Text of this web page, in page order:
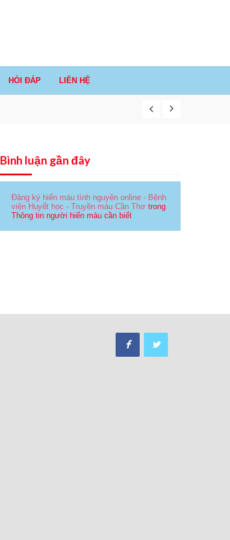
HỎI ĐÁP LIÊN HỆ
Bình luận gần đây
Đăng ký hiến máu tình nguyện online - Bệnh
viện Huyết học - Truyền máu Cần Thơ trong
Thông tin người hiến máu cần biết